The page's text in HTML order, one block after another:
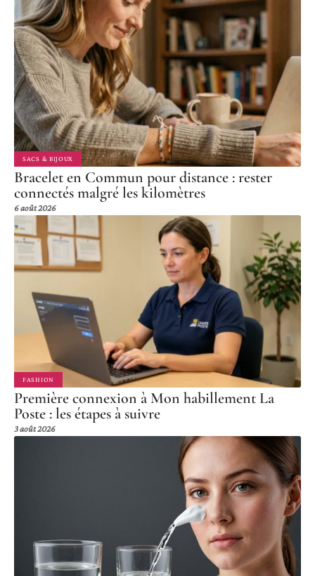
SACS & BIJOUX
Bracelet en Commun pour distance : rester
connectés malgré les kilomètres
6 août 2026
FASHION
Première connexion à Mon habillement La
Poste : les étapes à suivre
3 août 2026